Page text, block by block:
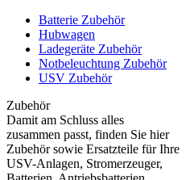
Batterie Zubehör
Hubwagen
Ladegeräte Zubehör
Notbeleuchtung Zubehör
USV Zubehör
Zubehör
Damit am Schluss alles
zusammen passt, finden Sie hier
Zubehör sowie Ersatzteile für Ihre
USV-Anlagen, Stromerzeuger,